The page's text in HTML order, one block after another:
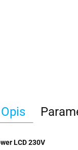
Opis
LCD 230V